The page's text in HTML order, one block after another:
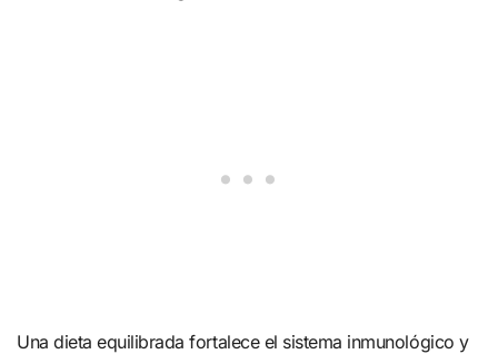
Una dieta equilibrada fortalece el sistema inmunológico y